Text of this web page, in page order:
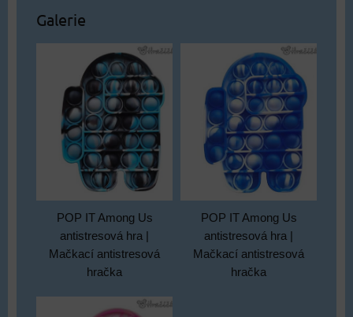
Galerie
POP IT Among Us
antistresová hra |
Mačkací antistresová
hračka
POP IT Among Us
antistresová hra |
Mačkací antistresová
hračka